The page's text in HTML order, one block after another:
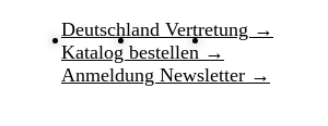
Deutschland Vertretung →
Katalog bestellen →
Anmeldung Newsletter →